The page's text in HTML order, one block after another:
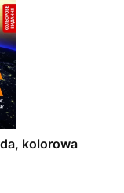
kolorowa